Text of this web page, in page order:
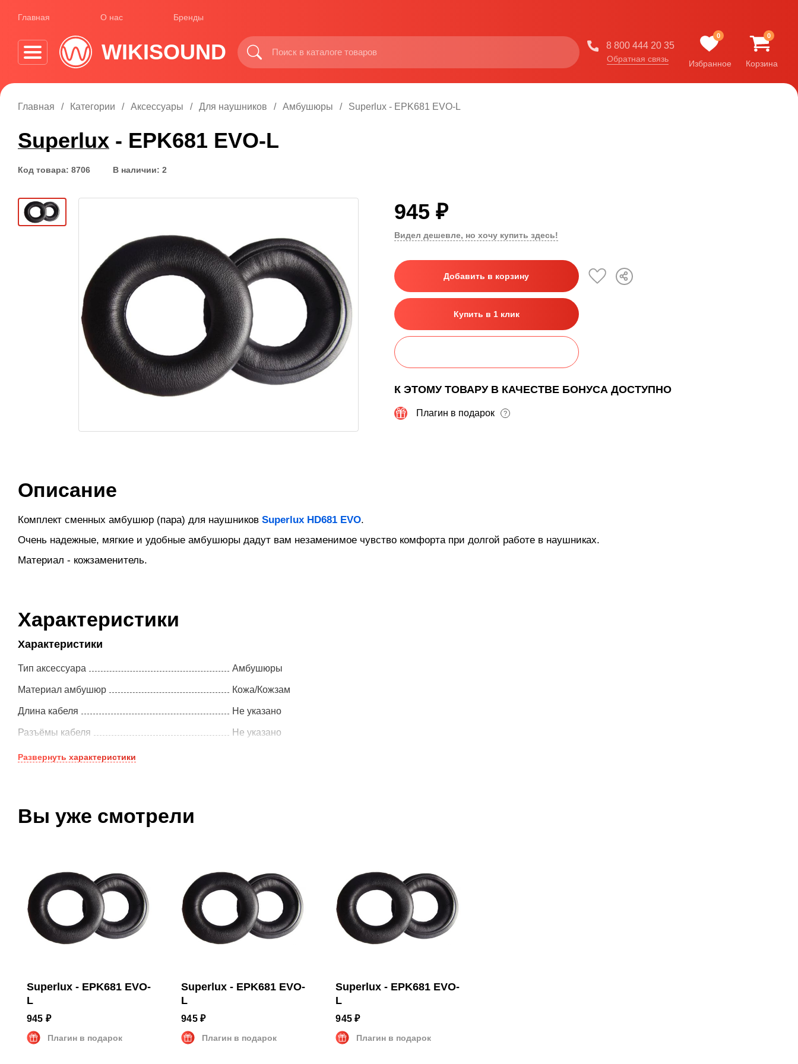
Главная О нас Бренды
WIKISOUND 8 800 444 20 35
Обратная связь
0
Избранное
0
Корзина
Главная Категории Аксессуары Для наушников Амбушюры Superlux - EPK681 EVO-L
Superlux - EPK681 EVO-L
Код товара: 8706 В наличии: 2
945 ₽
Видел дешевле, но хочу купить здесь!
Добавить в корзину
Купить в 1 клик
К ЭТОМУ ТОВАРУ В КАЧЕСТВЕ БОНУСА ДОСТУПНО
Плагин в подарок ?
Описание
Комплект сменных амбушюр (пара) для наушников Superlux HD681 EVO.
Очень надежные, мягкие и удобные амбушюры дадут вам незаменимое чувство комфорта при долгой работе в наушниках.
Материал - кожзаменитель.
Характеристики
Характеристики
Тип аксессуара Амбушюры
Материал амбушюр Кожа/Кожзам
Длина кабеля Не указано
Разъёмы кабеля Не указано
Развернуть характеристики
Вы уже смотрели
Superlux - EPK681 EVO-
L
945 ₽
Плагин в подарок
Superlux - EPK681 EVO-
L
945 ₽
Плагин в подарок
Superlux - EPK681 EVO-
L
945 ₽
Плагин в подарок